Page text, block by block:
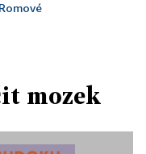
mozek